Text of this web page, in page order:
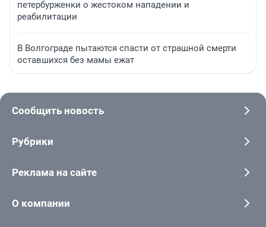
петербурженки о жестоком нападении и
реабилитации
В Волгограде пытаются спасти от страшной смерти
оставшихся без мамы ежат
Сообщить новость
Рубрики
Реклама на сайте
О компании